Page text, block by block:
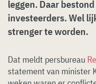
leggen. Daar
investeerders. Wel
strenger te worden.
Dat meldt persbureau
statement van minister